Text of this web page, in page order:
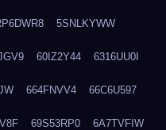
5SNLKYWW
60IZ2Y44 6316UU0I
664FNVV4 66C6U597
69S53RP0 6A7TVFIW